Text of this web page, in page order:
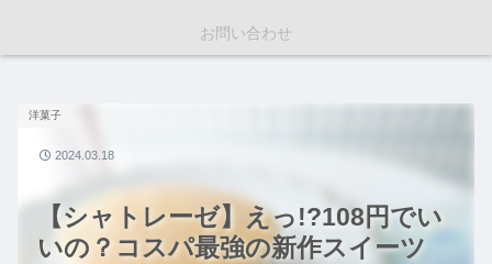
お問い合わせ
【シャトレーゼ】えっ!?108円でい
いの？コスパ最強の新作スイーツ
洋菓子
2024.03.18